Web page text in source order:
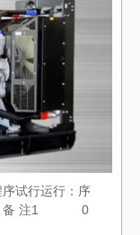
(分) 备 注1 0